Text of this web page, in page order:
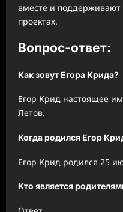
вместе и поддерживают
проектах.
Вопрос-ответ:
Как зовут Егора Крида?
Егор Крид настоящее
Летов.
Когда родился Егор
Егор Крид родился 25
Кто является